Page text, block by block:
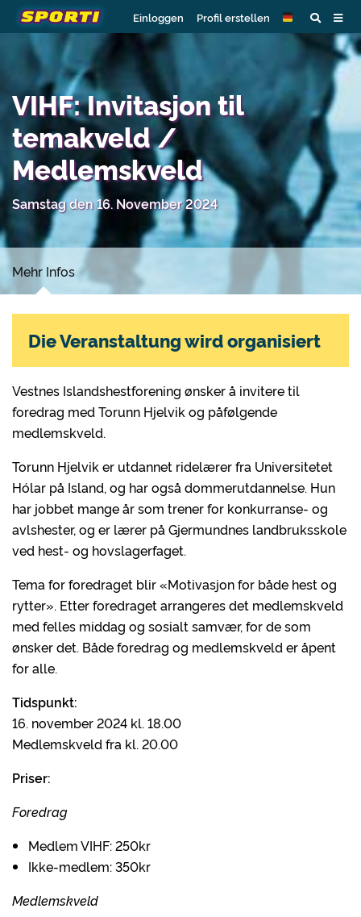
Einloggen Profil erstellen
VIHF: Invitasjon til
temakveld /
Medlemskveld
Samstag den 16. November 2024
Mehr Infos
Vestnes Islandshestforening ønsker å invitere til
foredrag med Torunn Hjelvik og påfølgende
medlemskveld.
Torunn Hjelvik er utdannet ridelærer fra Universitetet
Hólar på Island, og har også dommerutdannelse. Hun
har jobbet mange år som trener for konkurranse- og
avlshester, og er lærer på Gjermundnes landbruksskole
ved hest- og hovslagerfaget.
Tema for foredraget blir «Motivasjon for både hest og
rytter». Etter foredraget arrangeres det medlemskveld
med felles middag og sosialt samvær, for de som
ønsker det. Både foredrag og medlemskveld er åpent
for alle.
Tidspunkt:
16. november 2024 kl. 18.00
Medlemskveld fra kl. 20.00
Priser:
Foredrag
Medlem VIHF: 250kr
Ikke-medlem: 350kr
Medlemskveld
Die Veranstaltung wird organisiert